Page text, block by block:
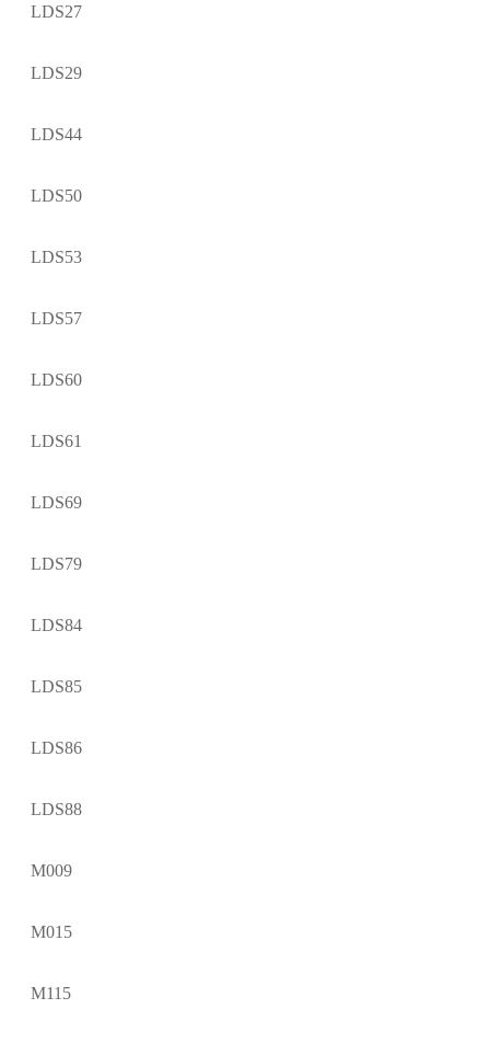
LDS27
LDS29
LDS44
LDS50
LDS53
LDS57
LDS60
LDS61
LDS69
LDS79
LDS84
LDS85
LDS86
LDS88
M009
M015
M115